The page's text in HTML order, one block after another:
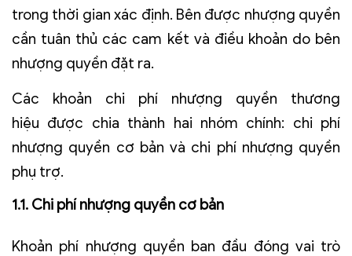
trong thời gian xác định. Bên được nhượng quyền
cần tuân thủ các cam kết và điều khoản do bên
nhượng quyền đặt ra.
Các khoản chi phí nhượng quyền thương
hiệu được chia thành hai nhóm chính: chi phí
nhượng quyền cơ bản và chi phí nhượng quyền
phụ trợ.
1.1. Chi phí nhượng quyền cơ bản
Khoản phí nhượng quyền ban đầu đóng vai trò